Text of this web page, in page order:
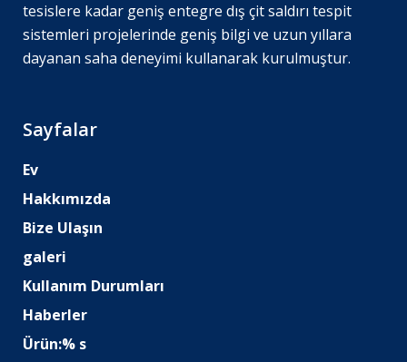
tesislere kadar geniş entegre dış çit saldırı tespit
sistemleri projelerinde geniş bilgi ve uzun yıllara
dayanan saha deneyimi kullanarak kurulmuştur.
Sayfalar
Ev
Hakkımızda
Bize Ulaşın
galeri
Kullanım Durumları
Haberler
Ürün:% s